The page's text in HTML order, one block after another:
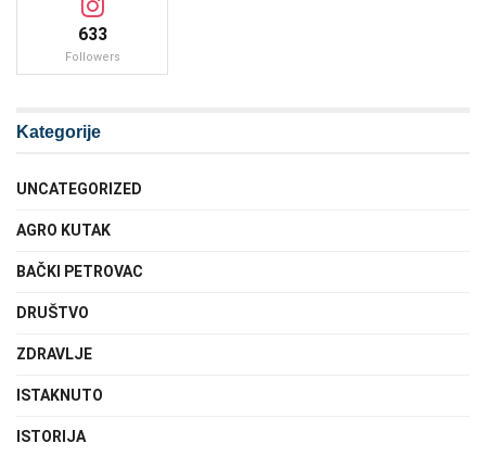
633
Followers
Kategorije
UNCATEGORIZED
AGRO KUTAK
BAČKI PETROVAC
DRUŠTVO
ZDRAVLJE
ISTAKNUTO
ISTORIJA